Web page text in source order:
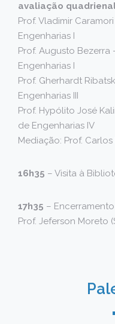
avaliação
Prof. Vladimir
Engenharias I
Prof. Augusto
Engenharias I
Prof. Gherhardt
Engenharias III
Prof. Hypólito José
de Engenharias IV
Mediação: Prof. Carlos
16h35 – Visita à
17h35 – Encerramento
Prof. Jeferson Moreto